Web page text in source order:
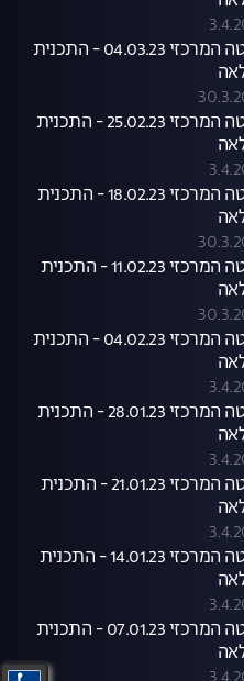
המטה המרכזי 04.03.23 - התכנית
המטה המרכזי 25.02.23 - התכנית
המטה המרכזי 18.02.23 - התכנית
המטה המרכזי 11.02.23 - התכנית
המטה המרכזי 04.02.23 - התכנית
המטה המרכזי 28.01.23 - התכנית
המטה המרכזי 21.01.23 - התכנית
המטה המרכזי 14.01.23 - התכנית
המטה המרכזי 07.01.23 - התכנית